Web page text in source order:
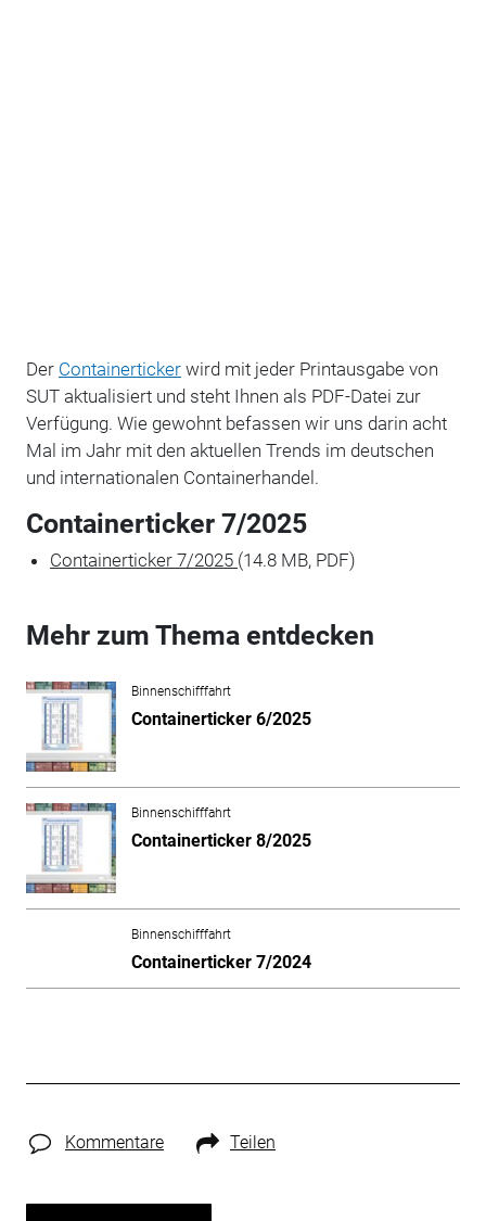
Der Containertickerwird mit jeder Printausgabe von
SUT aktualisiert und steht Ihnen als PDF-Datei zur
Verfügung. Wie gewohnt befassen wir uns darin acht
Mal im Jahr mit den aktuellen Trends im deutschen
und internationalen Containerhandel.
Containerticker 7/2025
Containerticker 7/2025 (14.8 MB, PDF)
Mehr zum Thema entdecken
Binnenschifffahrt
Containerticker 6/2025
Binnenschifffahrt
Containerticker 8/2025
Binnenschifffahrt
Containerticker 7/2024
Kommentare Teilen